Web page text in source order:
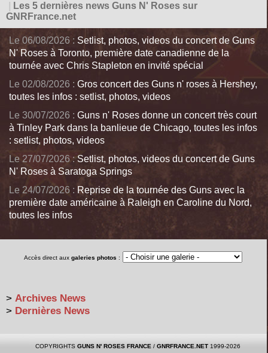
Les 5 dernières news Guns N' Roses sur
GNRFrance.net
Le 06/08/2026 : Setlist, photos, videos du concert de Guns
N' Roses à Toronto, première date canadienne de la
tournée avec Chris Stapleton en invité spécial
Le 02/08/2026 : Gros concert des Guns n' roses à Hershey,
toutes les infos : setlist, photos, videos
Le 30/07/2026 : Guns n' Roses donne un concert très court
à Tinley Park dans la banlieue de Chicago, toutes les infos
: setlist, photos, videos
Le 27/07/2026 : Setlist, photos, videos du concert de Guns
N' Roses à Saratoga Springs
Le 24/07/2026 : Reprise de la tournée des Guns avec la
première date américaine à Raleigh en Caroline du Nord,
toutes les infos
Accès direct auxgaleries photos :
> Archives News
> Dernières News
COPYRIGHTS GUNS N' ROSES FRANCE / GNRFRANCE.NET1999-2026